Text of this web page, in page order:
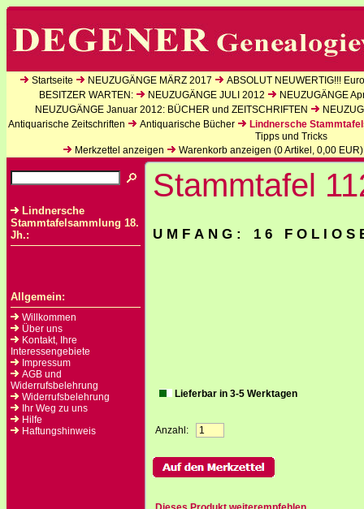
Startseite NEUZUGÄNGE MÄRZ 2017
ABSOLUT NEUWERTIG!!!
BESITZER WARTEN:
NEUZUGÄNGE JULI 2012
NEUZUGÄNGE
NEUZUGÄNGE Januar 2012: BÜCHER und ZEITSCHRIFTEN
Antiquarische Zeitschriften
Antiquarische Bücher
Lindnersche
Tipps und Tricks
Merkzettel anzeigen
Warenkorb anzeigen (0Artikel, 0,00 EUR)
Lindnersche
Stammtafelsammlung 18.
Jh.:
Allgemein:
Willkommen
Über uns
Kontakt, Ihre
Interessengebiete
Impressum
AGB und
Widerrufsbelehrung
Widerrufsbelehrung
Ihr Weg zu uns
Hilfe
Haftungshinweis
Stammtafel
U M F A N G : 1 6 F O L I O S
Lieferbar in 3-5 Werktagen
Anzahl: